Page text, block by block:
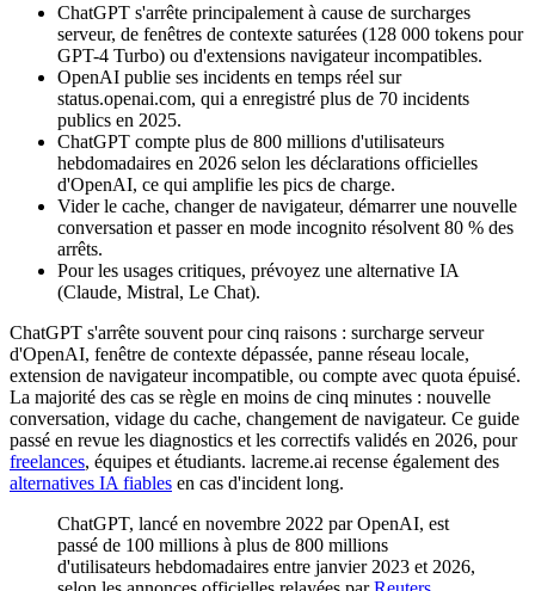
ChatGPT s'arrête principalement à cause de surcharges
serveur, de fenêtres de contexte saturées (128 000 tokens pour
GPT-4 Turbo) ou d'extensions navigateur incompatibles.
OpenAI publie ses incidents en temps réel sur
status.openai.com, qui a enregistré plus de 70 incidents
publics en 2025.
ChatGPT compte plus de 800 millions d'utilisateurs
hebdomadaires en 2026 selon les déclarations officielles
d'OpenAI, ce qui amplifie les pics de charge.
Vider le cache, changer de navigateur, démarrer une nouvelle
conversation et passer en mode incognito résolvent 80 % des
arrêts.
Pour les usages critiques, prévoyez une alternative IA
(Claude, Mistral, Le Chat).
ChatGPT s'arrête souvent pour cinq raisons : surcharge serveur
d'OpenAI, fenêtre de contexte dépassée, panne réseau locale,
extension de navigateur incompatible, ou compte avec quota épuisé.
La majorité des cas se règle en moins de cinq minutes : nouvelle
conversation, vidage du cache, changement de navigateur. Ce guide
passé en revue les diagnostics et les correctifs validés en 2026, pour
freelances, équipes et étudiants. lacreme.ai recense également des
alternatives IA fiables en cas d'incident long.
ChatGPT, lancé en novembre 2022 par OpenAI, est
passé de 100 millions à plus de 800 millions
d'utilisateurs hebdomadaires entre janvier 2023 et 2026,